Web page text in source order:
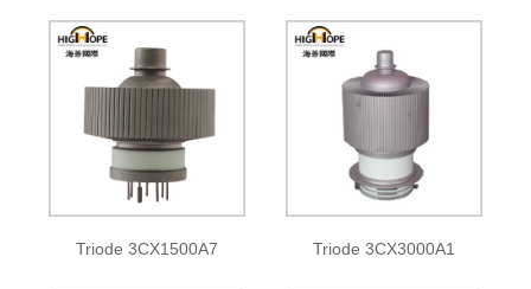
Triode 3CX1500A7 Triode 3CX3000A1